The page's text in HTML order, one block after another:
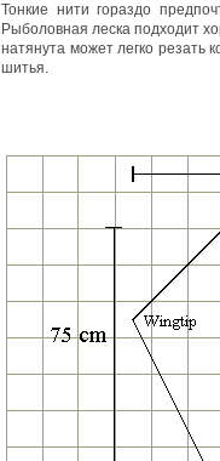
Тонкие нити гораздо
Рыболовная леска подходит
натянута может легко резать
шитья.